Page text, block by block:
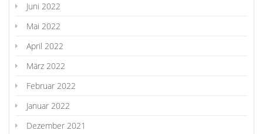
Juni 2022
Mai 2022
April 2022
März 2022
Februar 2022
Januar 2022
Dezember 2021